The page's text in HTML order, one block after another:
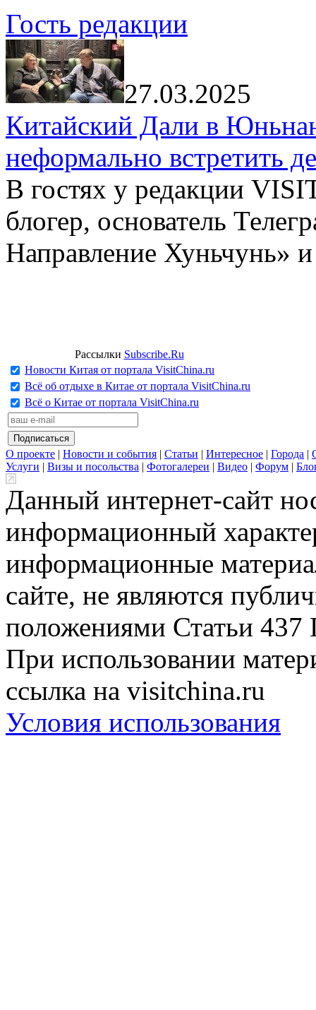
Гость редакции
27.03.2025
Китайский Дали в
неформально встретить
В гостях у редакции
блогер, основатель
Направление Хуньчунь»
Рассылки Subscribe.Ru
Новости Китая от портала VisitChina.ru
Всё об отдыхе в Китае от портала VisitChina.ru
Всё о Китае от портала VisitChina.ru
О проекте | Новости и события | Статьи | Интересное | Города |
Услуги | Визы и посольства | Фотогалереи | Видео | Форум |
Данный интернет-сайт
информационный
информационные
сайте, не являются
положениями Статьи 437
При использовании
ссылка на visitchina.ru
Условия использования